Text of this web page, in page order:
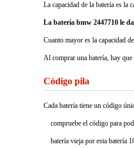
La capacidad de la batería es la
La batería bmw 2447710 le
Cuanto mayor es la capacidad
Al comprar una batería, hay que
Código pila
Cada batería tiene un código
compruebe el código para
batería vieja por esta batería